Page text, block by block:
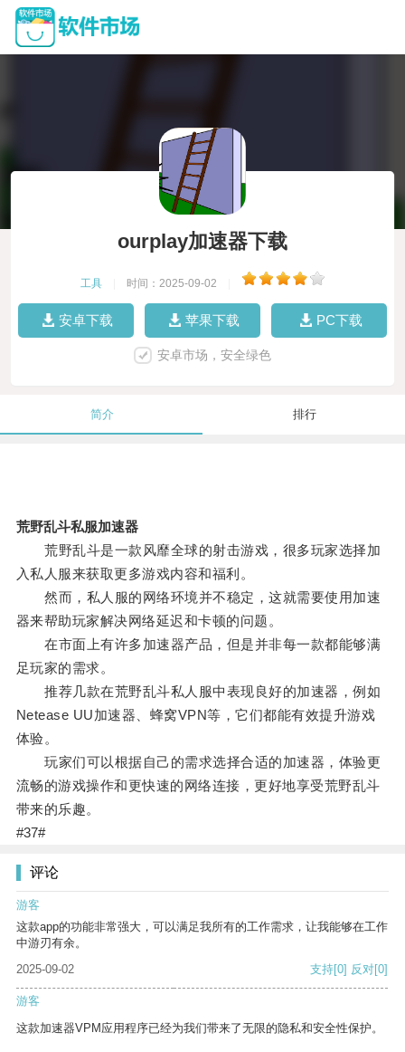
ourplay加速器下载
工具 时间：2025-09-02
安卓下载 苹果下载 PC下载
安卓市场，安全绿色
简介 排行
荒野乱斗私服加速器
荒野乱斗是一款风靡全球的射击游戏，很多玩家选择加
入私人服来获取更多游戏内容和福利。
然而，私人服的网络环境并不稳定，这就需要使用加速
器来帮助玩家解决网络延迟和卡顿的问题。
在市面上有许多加速器产品，但是并非每一款都能够满
足玩家的需求。
推荐几款在荒野乱斗私人服中表现良好的加速器，例如
Netease UU加速器、蜂窝VPN等，它们都能有效提升游戏
体验。
玩家们可以根据自己的需求选择合适的加速器，体验更
流畅的游戏操作和更快速的网络连接，更好地享受荒野乱斗
带来的乐趣。
#37#
评论
游客
这款app的功能非常强大，可以满足我所有的工作需求，让我能够在工作
中游刃有余。
2025-09-02
支持[0] 反对[0]
游客
这款加速器VPM应用程序已经为我们带来了无限的隐私和安全性保护。